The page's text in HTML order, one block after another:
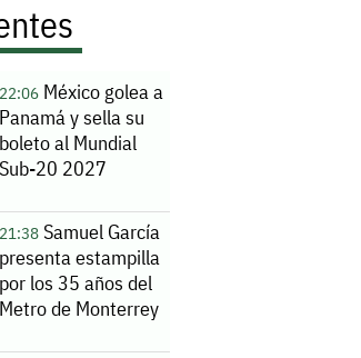
22:06México golea a
Panamá y sella su
boleto al Mundial
Sub-20 2027
21:38Samuel García
presenta estampilla
por los 35 años del
Metro de Monterrey